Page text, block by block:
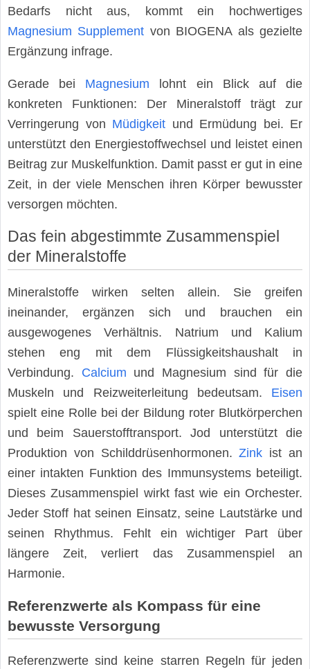
Bedarfs nicht aus, kommt ein hochwertiges
Magnesium Supplement von BIOGENA als gezielte
Ergänzung infrage.
Gerade bei Magnesium lohnt ein Blick auf die
konkreten Funktionen: Der Mineralstoff trägt zur
Verringerung von Müdigkeit und Ermüdung bei. Er
unterstützt den Energiestoffwechsel und leistet einen
Beitrag zur Muskelfunktion. Damit passt er gut in eine
Zeit, in der viele Menschen ihren Körper bewusster
versorgen möchten.
Das fein abgestimmte Zusammenspiel
der Mineralstoffe
Mineralstoffe wirken selten allein. Sie greifen
ineinander, ergänzen sich und brauchen ein
ausgewogenes Verhältnis. Natrium und Kalium
stehen eng mit dem Flüssigkeitshaushalt in
Verbindung. Calcium und Magnesium sind für die
Muskeln und Reizweiterleitung bedeutsam. Eisen
spielt eine Rolle bei der Bildung roter Blutkörperchen
und beim Sauerstofftransport. Jod unterstützt die
Produktion von Schilddrüsenhormonen.Zink ist an
einer intakten Funktion des Immunsystems beteiligt.
Dieses Zusammenspiel wirkt fast wie ein Orchester.
Jeder Stoff hat seinen Einsatz, seine Lautstärke und
seinen Rhythmus. Fehlt ein wichtiger Part über
längere Zeit, verliert das Zusammenspiel an
Harmonie.
Referenzwerte als Kompass für eine
bewusste Versorgung
Referenzwerte sind keine starren Regeln für jeden